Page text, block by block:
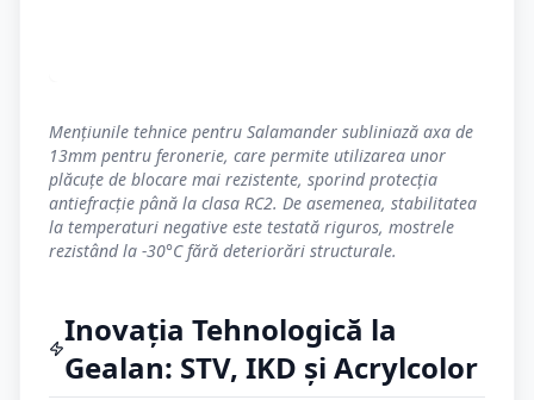
Mențiunile tehnice pentru Salamander subliniază axa de
13mm pentru feronerie, care permite utilizarea unor
plăcuțe de blocare mai rezistente, sporind protecția
antiefracție până la clasa RC2. De asemenea, stabilitatea
la temperaturi negative este testată riguros, mostrele
rezistând la -30°C fără deteriorări structurale.
Inovația Tehnologică la
Gealan: STV, IKD și Acrylcolor